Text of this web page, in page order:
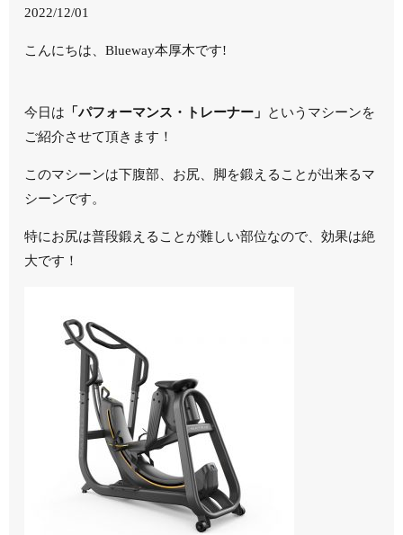
2022/12/01
こんにちは、Blueway本厚木です!
今日は 「パフォーマンス・トレーナー」
というマシーンを
ご紹介させて頂きます！
このマシーンは下腹部、お尻、脚を鍛えることが出来るマ
シーンです。
特にお尻は普段鍛えることが難しい部位なので、効果は絶
大です！